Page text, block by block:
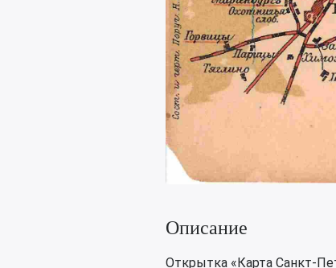
Описание
Открытка «Карта Санкт-